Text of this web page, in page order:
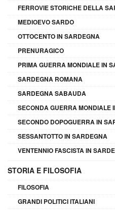
FERROVIE STORICHE DELLA
MEDIOEVO SARDO
OTTOCENTO IN SARDEGNA
PRENURAGICO
PRIMA GUERRA MONDIALE IN
SARDEGNA ROMANA
SARDEGNA SABAUDA
SECONDA GUERRA MONDIALE
SECONDO DOPOGUERRA IN
SESSANTOTTO IN SARDEGNA
VENTENNIO FASCISTA IN
STORIA E FILOSOFIA
FILOSOFIA
GRANDI POLITICI ITALIANI